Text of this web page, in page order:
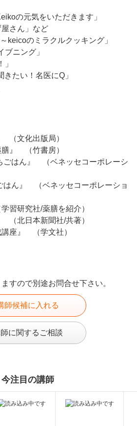
の元気をいただきます」
屋さん」など
keicoのミラクルクッキング」
ニング」
たい！名医にQ」
（文化出版局）
膳』 （竹書房）
ごはん』 （ベネッセコーポレーシ
はん』 （ベネッセコーポレーショ
習研究社/薬膳を紹介）
（北日本新聞社/共著）
講座』 （学文社）
すので別途お問合せ下さい。
師候補に入れる
に関するご相談
今注目の講師